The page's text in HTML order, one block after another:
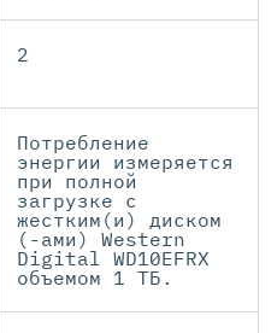
2
Потребление
энергии измеряется
при полной
загрузке с
жестким(и) диском
(-ами) Western
Digital WD10EFRX
объемом 1 ТБ.